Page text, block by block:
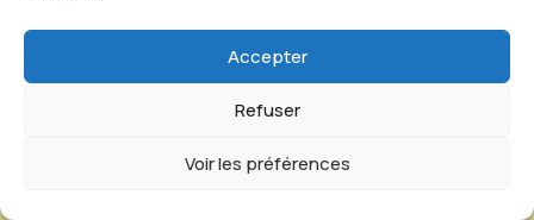
Accepter
Refuser
Voir les préférences
Politique de confidentialité
Conditions Générales de Vente (CGV)
Règlement du jeu concours
Copyright © 2025 Web-HD. Tous droits réservés.